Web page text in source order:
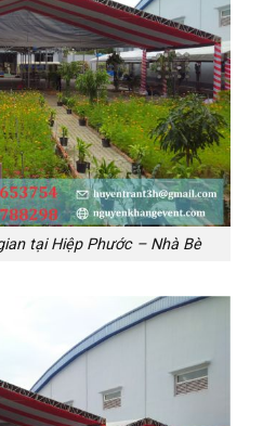
tại Hiệp Phước – Nhà Bè